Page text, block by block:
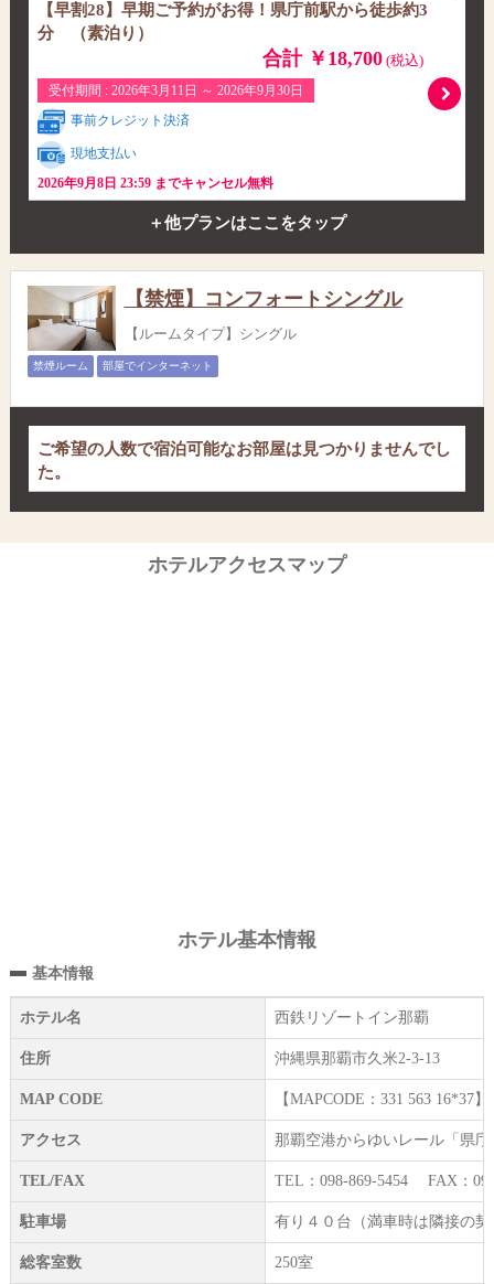
【早割28】早期ご予約がお得！県庁前駅から徒歩約3
分 （素泊り）
合計 ￥18,700(税込)
受付期間 : 2026年3月11日 ～ 2026年9月30日
事前クレジット決済
現地支払い
2026年9月8日 23:59 までキャンセル無料
＋他プランはここをタップ
【禁煙】コンフォートシングル
【ルームタイプ】シングル
禁煙ルーム 部屋でインターネット
ご希望の人数で宿泊可能なお部屋は見つかりませんでし
た。
ホテルアクセスマップ
ホテル基本情報
基本情報
ホテル名 西鉄リゾートイン那覇
住所 沖縄県那覇市久米2-3-13
MAP CODE 【MAPCODE：331 563 16*37】
アクセス 那覇空港からゆいレール「県
TEL/FAX TEL：098-869-5454 FAX：
駐車場 有り４０台（満車時は隣接の
総客室数 250室